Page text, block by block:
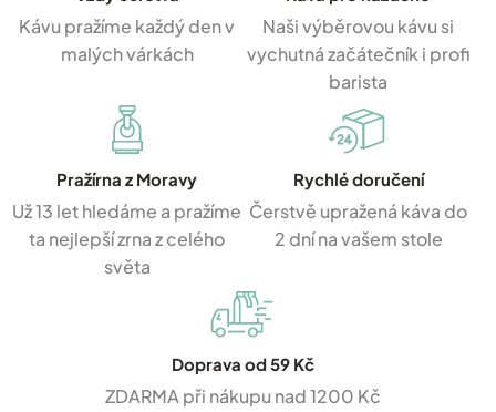
Kávu pražíme každý den v
malých várkách
Naši výběrovou kávu si
vychutná začátečník i profi
barista
Pražírna z Moravy
Už 13 let hledáme a pražíme
ta nejlepší zrna z celého
světa
Rychlé doručení
Čerstvě upražená káva do
2 dní na vašem stole
Doprava od 59 Kč
ZDARMA při nákupu nad 1200 Kč